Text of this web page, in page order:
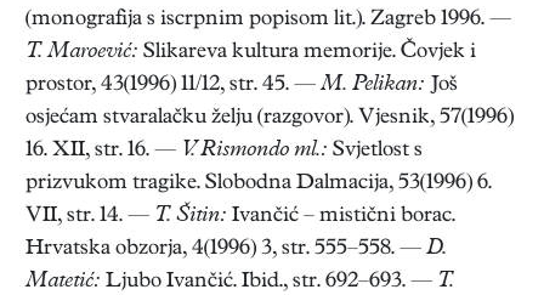
(monografija s iscrpnim popisom lit.). Zagreb 1996. —
T. Maroević: Slikareva kultura memorije. Čovjek i
prostor, 43(1996) 11/12, str. 45. —M. Pelikan: Još
osjećam stvaralačku želju (razgovor). Vjesnik, 57(1996)
16. XII, str. 16. — V. Rismondo ml.: Svjetlost s
prizvukom tragike. Slobodna Dalmacija, 53(1996) 6.
VII, str. 14. — T. Šitin: Ivančić – mistični borac.
Hrvatska obzorja, 4(1996) 3, str. 555–558. — D.
Matetić: Ljubo Ivančić. Ibid., str. 692–693. — T.